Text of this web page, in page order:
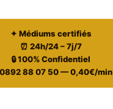
✦ Médiums certifiés
⏰ 24h/24 – 7j/7
🔒 100% Confidentiel
0892 88 07 50 — 0,40€/min